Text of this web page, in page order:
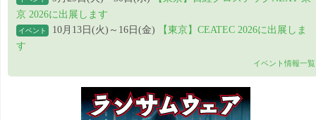
京 2026に出展します
イベント 10月13日(火)～16日(金)
【東京】CEATEC 2026に出展しま
す
イベント情報一覧